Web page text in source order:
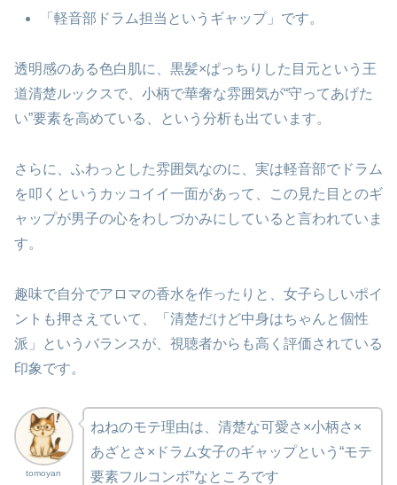
「軽音部ドラム担当というギャップ」です。
透明感のある色白肌に、黒髪×ぱっちりした目元という王
道清楚ルックスで、小柄で華奢な雰囲気が“守ってあげた
い”要素を高めている、という分析も出ています。
さらに、ふわっとした雰囲気なのに、実は軽音部でドラム
を叩くというカッコイイ一面があって、この見た目とのギ
ャップが男子の心をわしづかみにしていると言われていま
す。
趣味で自分でアロマの香水を作ったりと、女子らしいポイ
ントも押さえていて、「清楚だけど中身はちゃんと個性
派」というバランスが、視聴者からも高く評価されている
印象です。
tomoyan
ねねのモテ理由は、清楚な可愛さ×小柄さ×
あざとさ×ドラム女子のギャップという“モテ
要素フルコンボ”なところです